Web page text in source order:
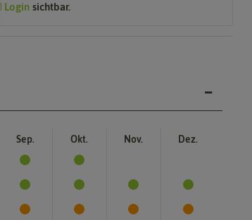
Loginsichtbar.
Sep. Okt. Nov. Dez.